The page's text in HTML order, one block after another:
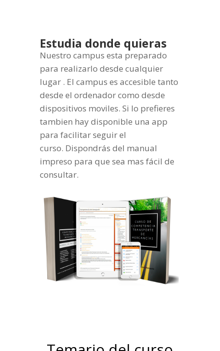
Estudia donde quieras
Nuestro campus esta preparado
para realizarlo desde cualquier
lugar . El campus es accesible tanto
desde el ordenador como desde
dispositivos moviles. Si lo prefieres
tambien hay disponible una app
para facilitar seguir el
curso. Dispondrás del manual
impreso para que sea mas fácil de
consultar.